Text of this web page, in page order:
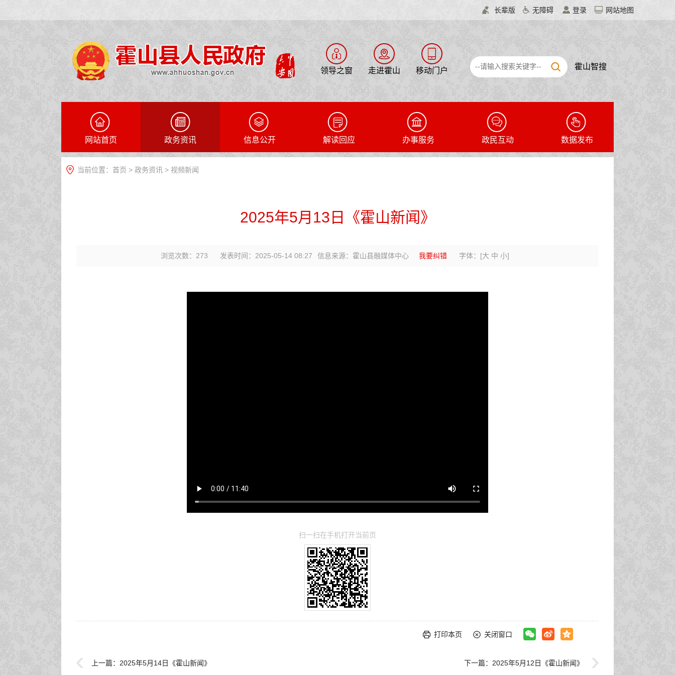
长辈版 无障碍 登录 网站地图
领导之窗 走进霍山 移动门户 霍山智搜
网站首页 政务资讯 信息公开 解读回应 办事服务 政民互动 数据发布
当前位置： 首页 > 政务资讯 > 视频新闻
2025年5月13日《霍山新闻》
浏览次数： 273 发表时间：2025-05-14 08:27 信息来源：霍山县融媒体中心 我要纠错 字体： [大 中 小]
扫一扫在手机打开当前页
打印本页 关闭窗口
上一篇： 2025年5月14日《霍山新闻》 下一篇： 2025年5月12日《霍山新闻》